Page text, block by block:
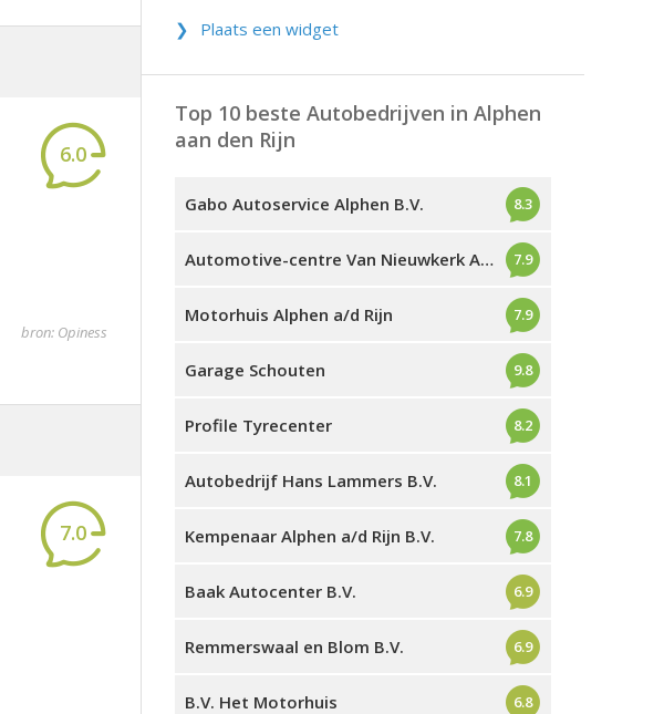
6.0
bron: Opiness
7.0
Plaats een widget
Top 10 beste Autobedrijven in Alphen
aan den Rijn
Gabo Autoservice Alphen B.V. 8.3
Automotive-centre Van Nieuwkerk Alphen a/d Rijn 7.9
Motorhuis Alphen a/d Rijn 7.9
Garage Schouten 9.8
Profile Tyrecenter 8.2
Autobedrijf Hans Lammers B.V. 8.1
Kempenaar Alphen a/d Rijn B.V. 7.8
Baak Autocenter B.V. 6.9
Remmerswaal en Blom B.V. 6.9
B.V. Het Motorhuis 6.8